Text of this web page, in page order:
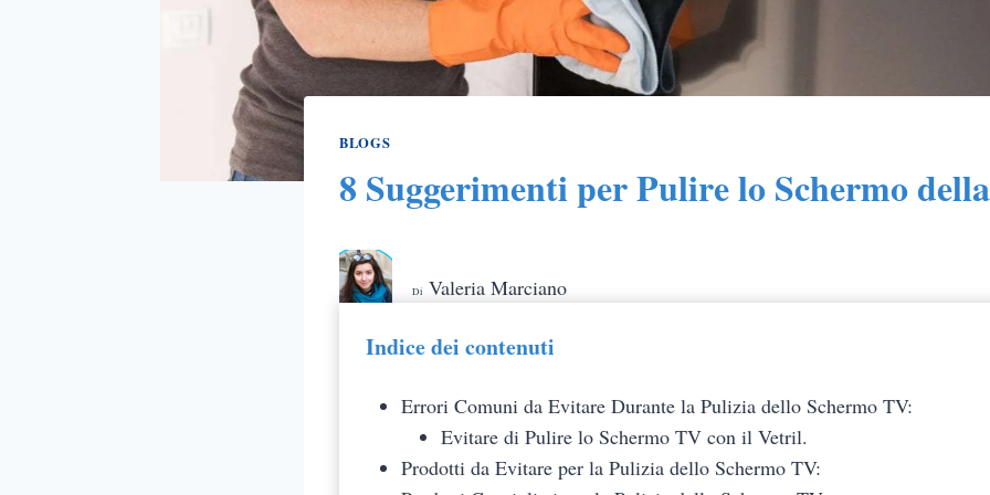
BLOGS
8 Suggerimenti per Pulire lo Schermo
Di Valeria Marciano
Indice dei contenuti
Errori Comuni da Evitare Durante la Pulizia dello Schermo TV:
Evitare di Pulire lo Schermo TV con il Vetril.
Prodotti da Evitare per la Pulizia dello Schermo TV: